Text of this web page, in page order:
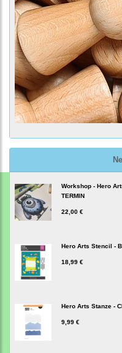
Workshop - Hero
TERMIN
22,00 €
Hero Arts Stencil -
18,99 €
Hero Arts Stanze -
9,99 €